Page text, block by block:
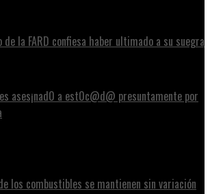
de la FARD confiesa haber ultimado a su suegra
ases¡nad0 a est0c@d@ presuntamente por
los combustibles se mantienen sin variación